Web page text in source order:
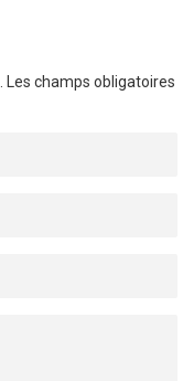
Les champs obligatoires